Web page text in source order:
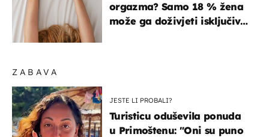
ZABAVA
JESTE LI PROBALI?
Turisticu oduševila ponuda
u Primoštenu: "Oni su puno
orgazma? Samo 18 % žena
može ga doživjeti isključivo